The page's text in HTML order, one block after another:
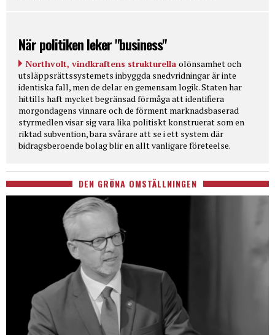
När politiken leker "business"
Northvolt, vindkraftens strukturella olönsamhet och
utsläppsrättssystemets inbyggda snedvridningar är inte
identiska fall, men de delar en gemensam logik. Staten har
hittills haft mycket begränsad förmåga att identifiera
morgondagens vinnare och de förment marknadsbaserad
styrmedlen visar sig vara lika politiskt konstruerat som en
riktad subvention, bara svårare att se i ett system där
bidragsberoende bolag blir en allt vanligare företeelse.
DEN GRÖNA OMSTÄLLNINGEN